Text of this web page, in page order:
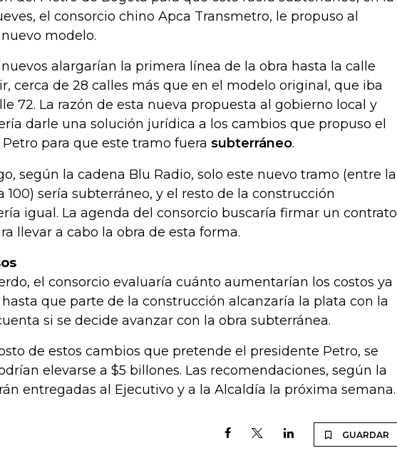
el consorcio chino Apca Transmetro, le propuso al
modelo.
alargarían la primera línea de la obra hasta la calle
cerca de 28 calles más que en el modelo original, que iba
72. La razón de esta nueva propuesta al gobierno local y
darle una solución jurídica a los cambios que propuso el
para que este tramo fuera subterráneo.
según la cadena Blu Radio, solo este nuevo tramo (entre la
100) sería subterráneo, y el resto de la construcción
igual. La agenda del consorcio buscaría firmar un contrato
llevar a cabo la obra de esta forma.
el consorcio evaluaría cuánto aumentarían los costos ya
que parte de la construcción alcanzaría la plata con la
si se decide avanzar con la obra subterránea.
de estos cambios que pretende el presidente Petro, se
elevarse a $5 billones. Las recomendaciones, según la
entregadas al Ejecutivo y a la Alcaldía la próxima semana.
GUARDAR